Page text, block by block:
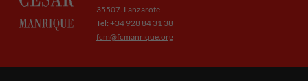
page
35507. Lanzarote
Tel: +34 928 84 31 38
fcm@fcmanrique.org